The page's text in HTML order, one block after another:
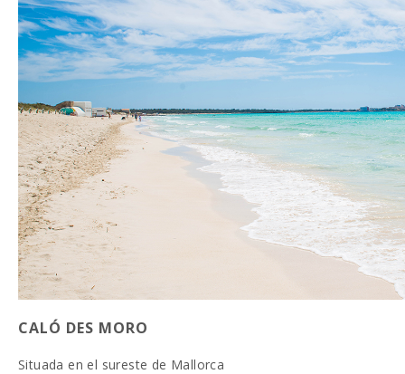
CALÓ DES MORO
Situada en el sureste de Mallorca